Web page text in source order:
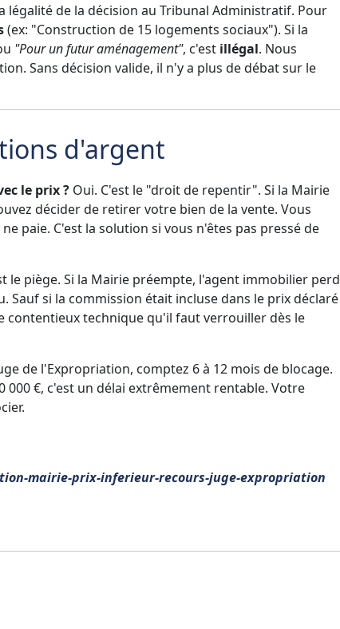
légalité de la décision au Tribunal Administratif. Pour
(ex: "Construction de 15 logements sociaux"). Si la
"Pour un futur aménagement", c'est illégal. Nous
Sans décision valide, il n'y a plus de débat sur le
d'argent
le prix ? Oui. C'est le "droit de repentir". Si la Mairie
décider de retirer votre bien de la vente. Vous
paie. C'est la solution si vous n'êtes pas pressé de
le piège. Si la Mairie préempte, l'agent immobilier perd
Sauf si la commission était incluse dans le prix déclaré
contentieux technique qu'il faut verrouiller dès le
de l'Expropriation, comptez 6 à 12 mois de blocage.
000 €, c'est un délai extrêmement rentable. Votre
mairie-prix-inferieur-recours-juge-expropriation